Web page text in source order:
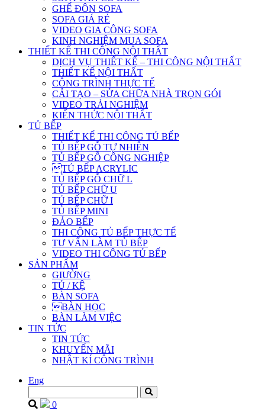
GHẾ ĐÔN SOFA
SOFA GIÁ RẺ
VIDEO GIA CÔNG SOFA
KINH NGHIỆM MUA SOFA
THIẾT KẾ THI CÔNG NỘI THẤT
DỊCH VỤ THIẾT KẾ – THI CÔNG NỘI THẤT
THIẾT KẾ NỘI THẤT
CÔNG TRÌNH THỰC TẾ
CẢI TẠO – SỬA CHỮA NHÀ TRỌN GÓI
VIDEO TRẢI NGHIỆM
KIẾN THỨC NỘI THẤT
TỦ BẾP
THIẾT KẾ THI CÔNG TỦ BẾP
TỦ BẾP GỖ TỰ NHIÊN
TỦ BẾP GỖ CÔNG NGHIỆP
TỦ BẾP ACRYLIC
TỦ BẾP GỖ CHỮ L
TỦ BẾP CHỮ U
TỦ BẾP CHỮ I
TỦ BẾP MINI
ĐẢO BẾP
THI CÔNG TỦ BẾP THỰC TẾ
TƯ VẤN LÀM TỦ BẾP
VIDEO THI CÔNG TỦ BẾP
SẢN PHẨM
GIƯỜNG
TỦ / KỆ
BÀN SOFA
BÀN HỌC
BÀN LÀM VIỆC
TIN TỨC
TIN TỨC
KHUYẾN MÃI
NHẬT KÍ CÔNG TRÌNH
Eng
0